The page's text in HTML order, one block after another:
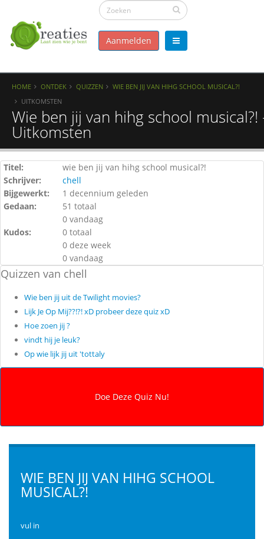
Aanmelden
HOME ONTDEK QUIZZEN
WIE BEN JIJ VAN HIHG SCHOOL MUSICAL?!
UITKOMSTEN
Wie ben jij van hihg school musical?!
Uitkomsten
Titel:
wie ben jij van hihg school musical?!
Schrijver:
chell
Bijgewerkt:
1 decennium geleden
Gedaan:
51 totaal
0 vandaag
Kudos:
0 totaal
0 deze week
0 vandaag
Quizzen van chell
Wie ben jij uit de Twilight movies?
Lijk Je Op Mij??!?! xD probeer deze quiz xD
Hoe zoen jij ?
vindt hij je leuk?
Op wie lijk jij uit 'tottaly
WIE BEN JIJ VAN HIHG SCHOOL
MUSICAL?!
vul in